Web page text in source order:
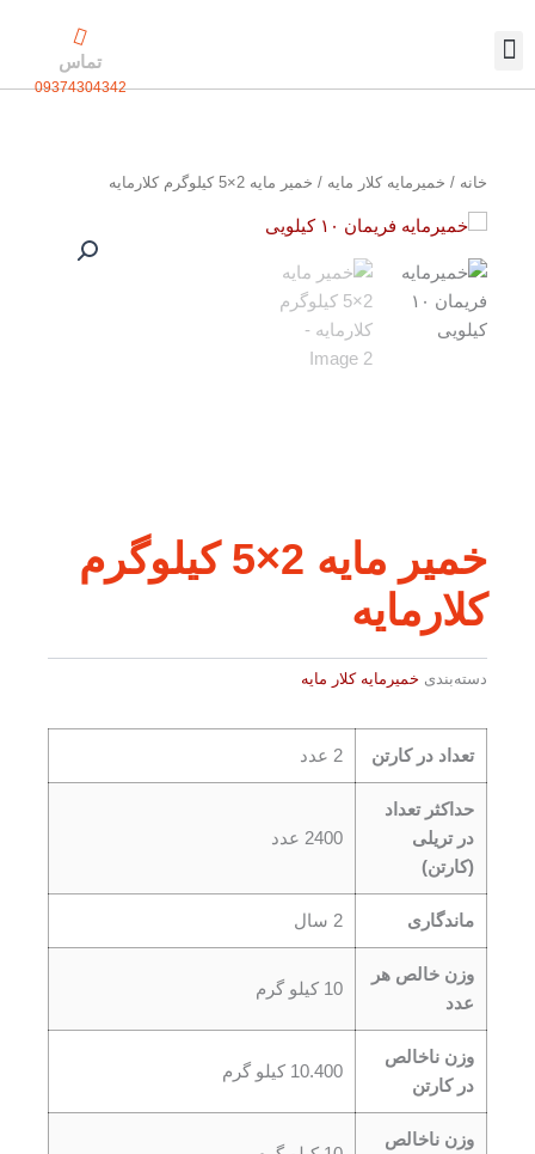
تماس
09374304342
خانه / خمیرمایه کلار مایه / خمیر مایه 2×5 کیلوگرم کلارمایه
خمیر مایه 2×5 کیلوگرم
کلارمایه
دسته‌بندی خمیرمایه کلار مایه
تعداد در کارتن 2 عدد
حداکثر تعداد
در تریلی
(کارتن)
2400 عدد
ماندگاری 2 سال
وزن خالص هر
عدد
10 کیلو گرم
وزن ناخالص
در کارتن
10.400 کیلو گرم
وزن ناخالص